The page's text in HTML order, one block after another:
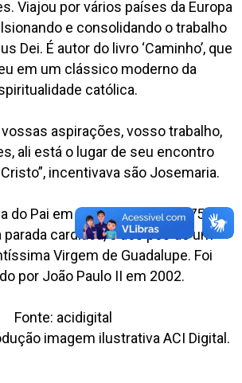
Viajou por vários países da Europa
e consolidando o trabalho
Dei. É autor do livro ‘Caminho’, que
em um clássico moderno da
católica.
vossas aspirações, vosso trabalho,
ali está o lugar de seu encontro
incentivava são Josemaria.
do Pai em 26 de junho de 1975, por
cardíaca, e aos pés de um
Virgem de Guadalupe. Foi
por João Paulo II em 2002.
Fonte: acidigital
imagem ilustrativa ACI Digital.